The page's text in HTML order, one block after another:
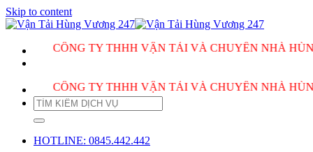
Skip to content
CÔNG TY THHH VẬN TẢI VÀ CHUYỂN NHÀ HÙNG
CÔNG TY THHH VẬN TẢI VÀ CHUYỂN NHÀ HÙNG
HOTLINE: 0845.442.442